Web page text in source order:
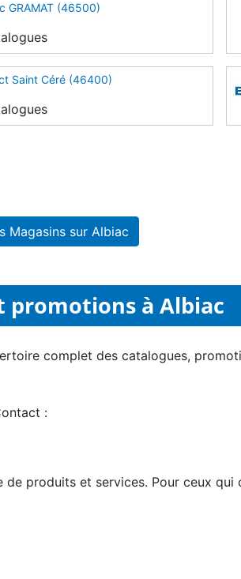
GRAMAT (46500)
Saint Céré (46400)
Magasins sur Albiac
promotions à Albiac
complet des catalogues,
:
produits et services. Pour ceux